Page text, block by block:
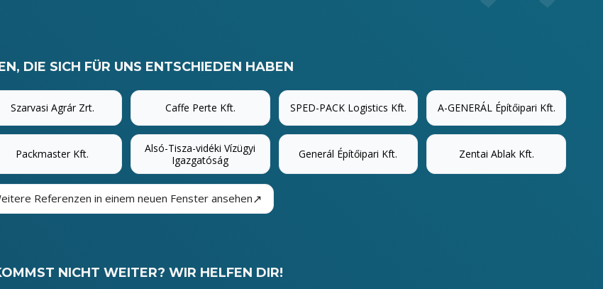
DIE SICH FÜR UNS ENTSCHIEDEN HABEN
Szarvasi Agrár Zrt. Caffe Perte Kft. SPED-PACK Logistics Kft. A-GENERÁL Építőipari Kft.
Packmaster Kft.
Alsó-Tisza-vidéki Vízügyi
Igazgatóság
Generál Építőipari Kft. Zentai Ablak Kft.
Referenzen in einem neuen Fenster ansehen↗
NICHT WEITER? WIR HELFEN DIR!